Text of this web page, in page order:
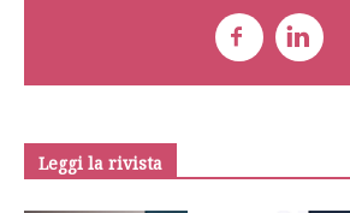
Leggi la rivista